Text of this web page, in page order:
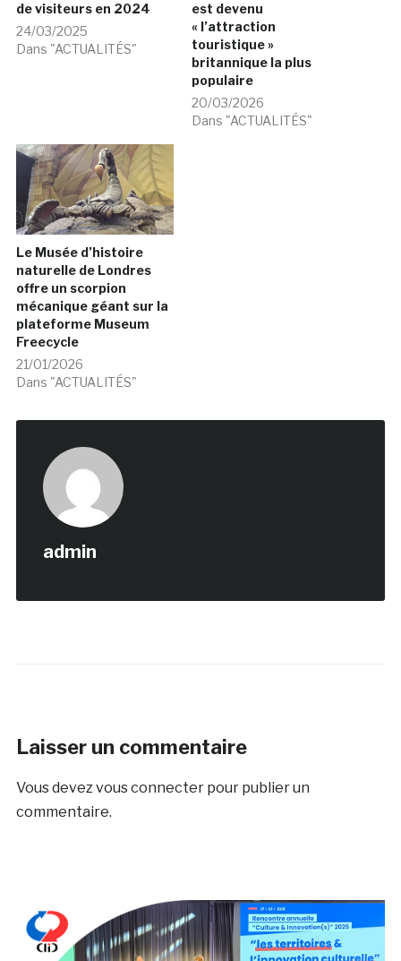
de visiteurs en 2024
24/03/2025
Dans "ACTUALITÉS"
est devenu
« l’attraction
touristique »
britannique la plus
populaire
20/03/2026
Dans "ACTUALITÉS"
Le Musée d’histoire
naturelle de Londres
offre un scorpion
mécanique géant sur la
plateforme Museum
Freecycle
21/01/2026
Dans "ACTUALITÉS"
admin
Laisser un commentaire
Vous devezvous connecterpour publier un
commentaire.